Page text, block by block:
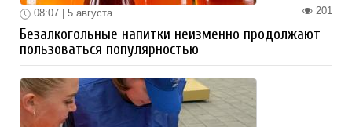
201
08:07 | 5 августа
Безалкогольные напитки неизменно продолжают
пользоваться популярностью